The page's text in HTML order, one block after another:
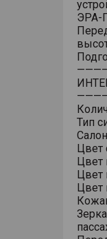
ЭРА-
Тип
Цвет
Цвет
Цвет
Цвет